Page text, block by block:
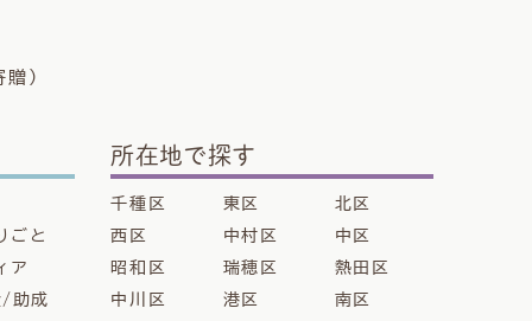
）
ごと
ア
助成
所在地で探す
千種区 東区
北区
西区
中村区
中区
昭和区
瑞穂区
熱田区
中川区
港区
南区